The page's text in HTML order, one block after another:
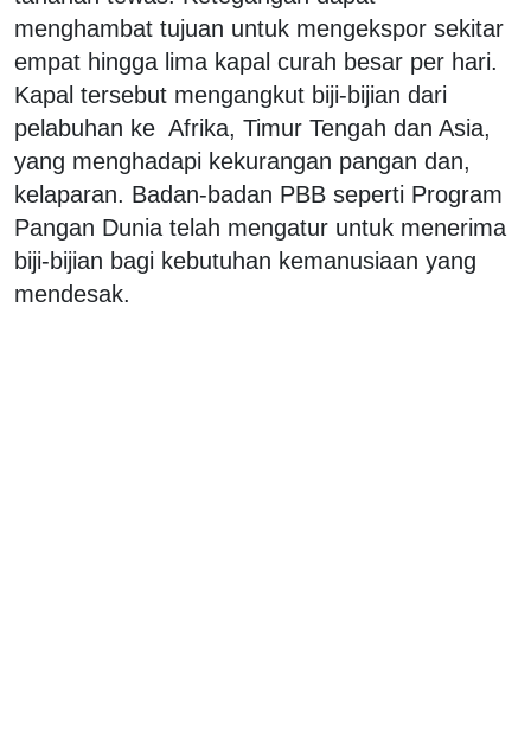
menghambat tujuan untuk mengekspor sekitar
empat hingga lima kapal curah besar per hari.
Kapal tersebut mengangkut biji-bijian dari
pelabuhan ke Afrika, Timur Tengah dan Asia,
yang menghadapi kekurangan pangan dan,
kelaparan. Badan-badan PBB seperti Program
Pangan Dunia telah mengatur untuk menerima
biji-bijian bagi kebutuhan kemanusiaan yang
mendesak.